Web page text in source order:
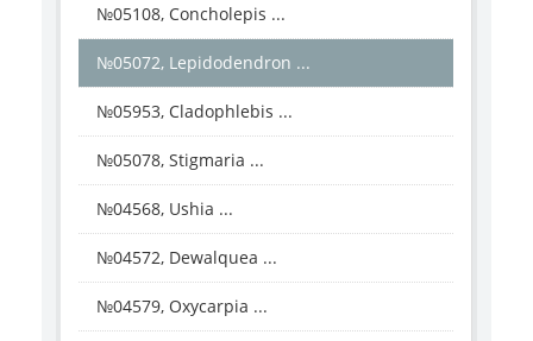
№05108, Concholepis ...
№05072, Lepidodendron ...
№05953, Cladophlebis ...
№05078, Stigmaria ...
№04568, Ushia ...
№04572, Dewalquea ...
№04579, Oxycarpia ...